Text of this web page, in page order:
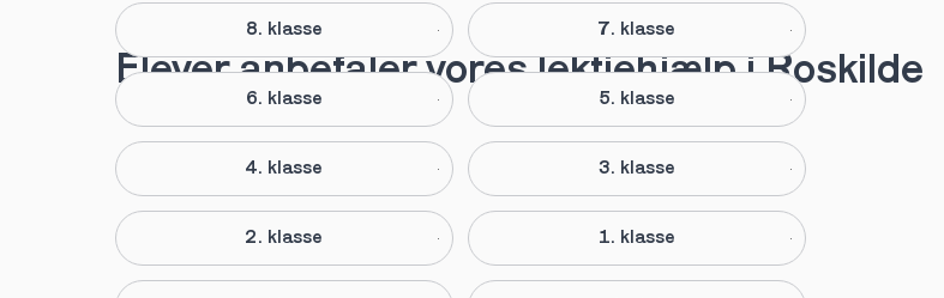
8. klasse 7. klasse
6. klasse 5. klasse
4. klasse 3. klasse
2. klasse 1. klasse
Elever anbefaler vores lektiehjælp i Roskilde